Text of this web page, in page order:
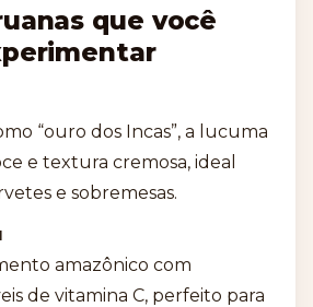
que você
“ouro dos Incas”, a lucuma
e textura cremosa, ideal
e sobremesas.
amazônico com
de vitamina C, perfeito para